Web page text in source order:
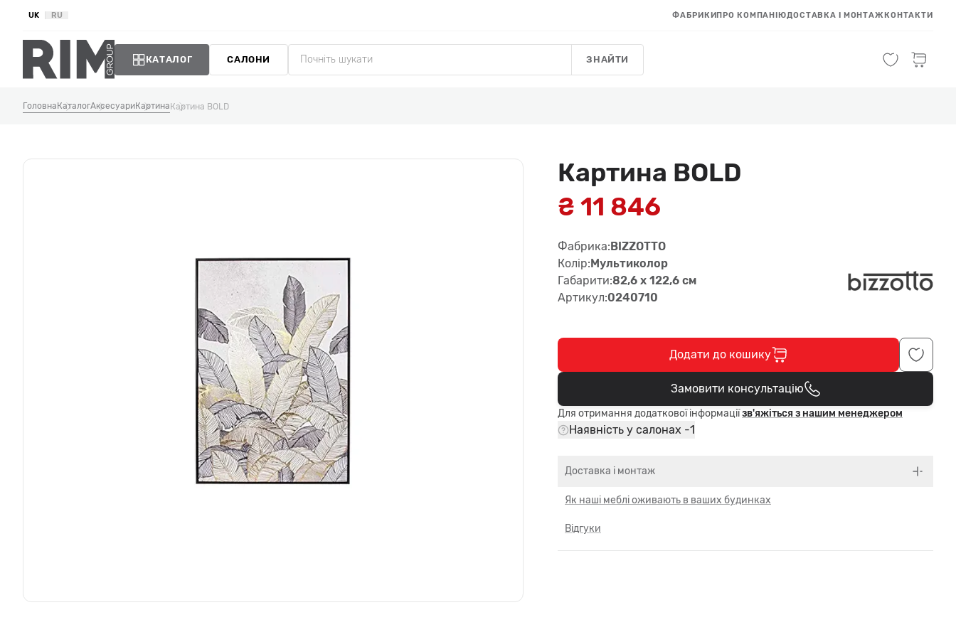
UK RU ФАБРИКИПРО КОМПАНІЮДОСТАВКА І МОНТАЖКОНТАКТИ
КАТАЛОГ САЛОНИ ЗНАЙТИ
Головна КаталогАксесуариКартинаКартина BOLD
Картина BOLD
₴ 11 846
Фабрика:BIZZOTTO
Колір:Мультиколор
Габарити:82,6 x 122,6 см
Артикул:0240710
Додати до кошику
В кошику
Замовити консультацію
Для отримання додаткової інформаціїзв'яжіться з нашим менеджером
Наявність у салонах -1
Доставка і монтаж
Як наші меблі оживають в ваших будинках
Відгуки